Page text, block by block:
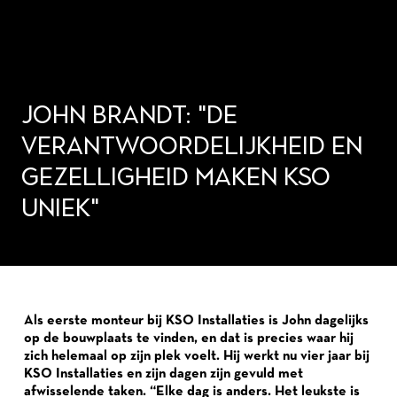
JOHN BRANDT: "DE
VERANTWOORDELIJKHEID EN
GEZELLIGHEID MAKEN KSO
UNIEK"
Als eerste monteur bij KSO Installaties is John dagelijks
op de bouwplaats te vinden, en dat is precies waar hij
zich helemaal op zijn plek voelt. Hij werkt nu vier jaar bij
KSO Installaties en zijn dagen zijn gevuld met
afwisselende taken. “Elke dag is anders. Het leukste is